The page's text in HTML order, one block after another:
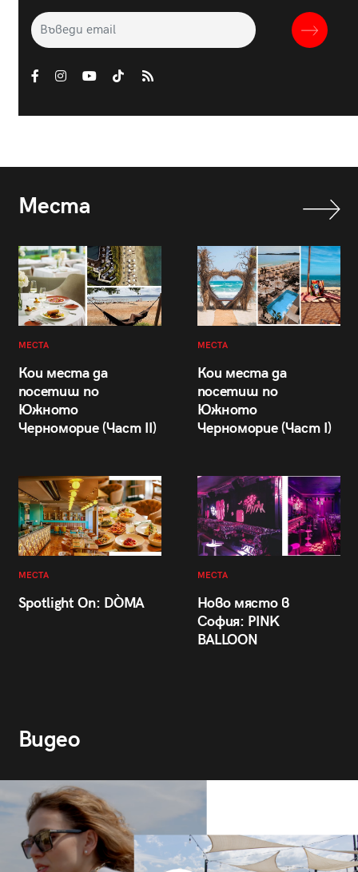
Места
МЕСТА
Кои места да
посетиш по
Южното
Черноморие (Част II)
МЕСТА
Кои места да
посетиш по
Южното
Черноморие (Част I)
МЕСТА
Spotlight On: DÒMA
МЕСТА
Ново място в
София: PINK
BALLOON
Видео